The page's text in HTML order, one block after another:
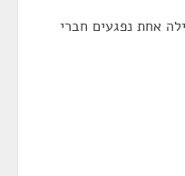
אחת נפגעים חברי